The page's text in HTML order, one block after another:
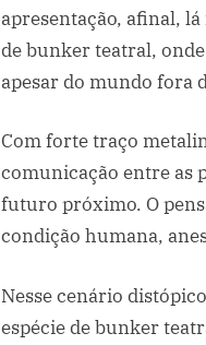
apresentação, afinal,
de bunker teatral,
apesar do mundo fora
Com forte traço
comunicação entre as
futuro próximo. O
condição humana,
Nesse cenário
espécie de bunker